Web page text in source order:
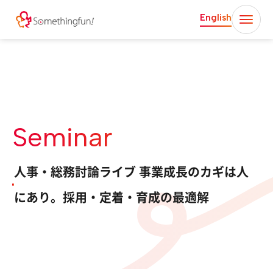
English
Seminar
人事・総務討論ライブ 事業成長のカギは人
にあり。採用・定着・育成の最適解